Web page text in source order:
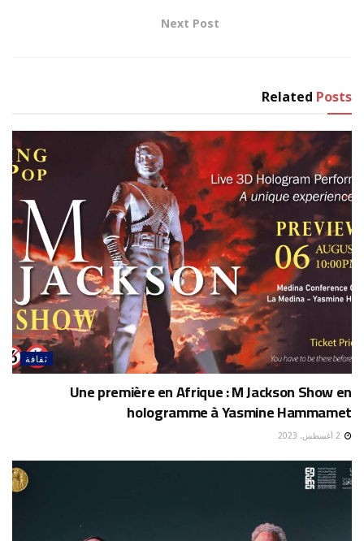
Next Post
Related Posts
ثقافة
Une première en Afrique : M Jackson Show en
hologramme à Yasmine Hammamet